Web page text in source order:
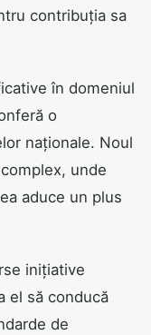
contribuția sa
în domeniul
o
naționale. Noul
unde
aduce un plus
inițiative
el să conducă
de